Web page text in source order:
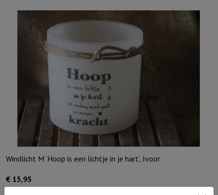
Windlicht M ‘Hoop is een lichtje in je hart’, Ivoor
€ 15,95